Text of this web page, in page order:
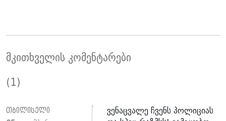
მკითხველის კომენტარები
(1)
თბილისელი
ვენაცვალე ჩვენს პოლიციას